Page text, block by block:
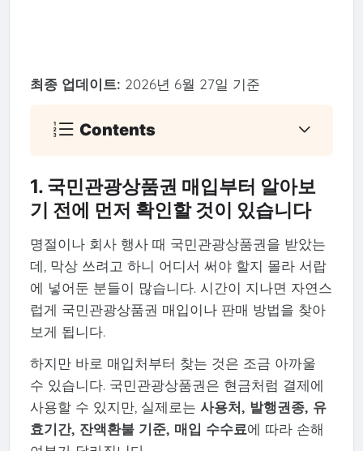
최종 업데이트: 2026년 6월 27일 기준
Contents
1. 국민관광상품권 매입부터 알아보
기 전에 먼저 확인할 것이 있습니다
명절이나 회사 행사 때 국민관광상품권을 받았는
데, 막상 쓰려고 하니 어디서 써야 할지 몰라 서랍
에 넣어둔 분들이 많습니다. 시간이 지나면 자연스
럽게 국민관광상품권 매입이나 판매 방법을 찾아
보게 됩니다.
하지만 바로 매입처부터 찾는 것은 조금 아까울
수 있습니다. 국민관광상품권은 현금처럼 결제에
사용할 수 있지만, 실제로는 사용처, 발행권종, 유
효기간, 잔액환불 기준, 매입 수수료에 따라 손해